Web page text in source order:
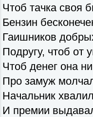
Чтоб тачка своя
Бензин
Гаишников
Подругу, чтоб от
Чтоб денег она
Про замуж
Начальник
И премии